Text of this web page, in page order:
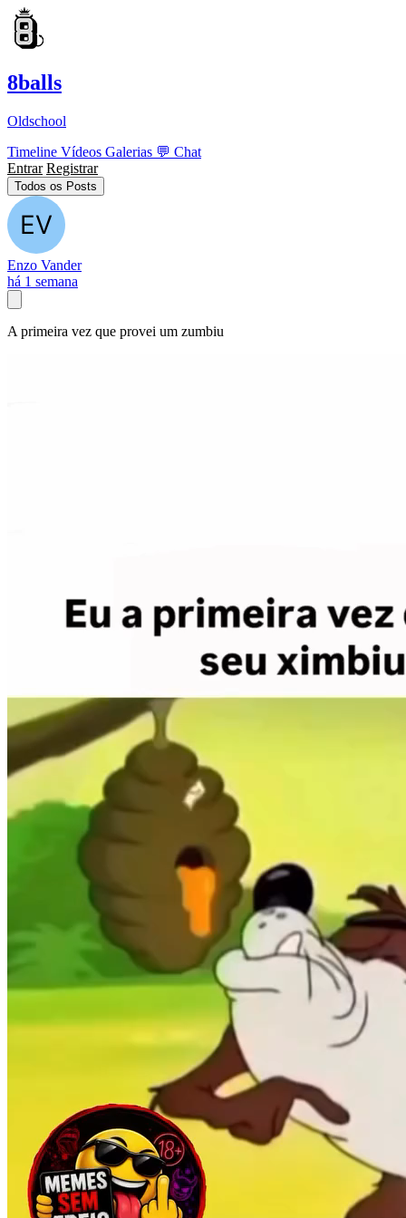
8balls
Oldschool
Timeline Vídeos Galerias 💬 Chat
Entrar Registrar
Todos os Posts
Enzo Vander
há 1 semana
A primeira vez que provei um zumbiu